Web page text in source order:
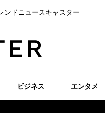
ンドニュースキャスター
ビジネス エンタメ